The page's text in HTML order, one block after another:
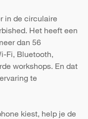
in de circulaire
Het heeft een
dan 56
Fi, Bluetooth,
workshops. En dat
te
kiest, help je de